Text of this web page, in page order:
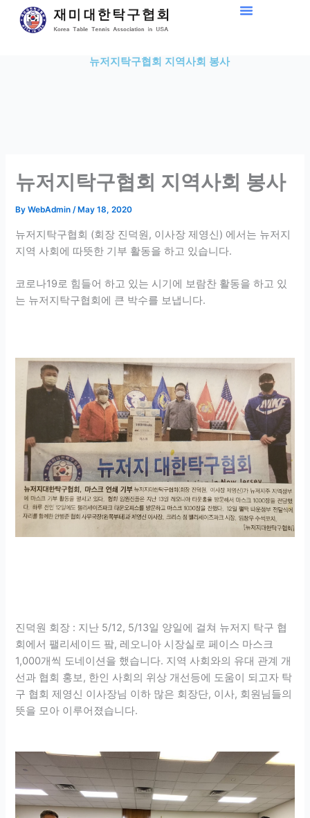
뉴저지탁구협회 지역사회 봉사
뉴저지탁구협회 지역사회 봉사
ByWebAdmin/ May 18, 2020
뉴저지탁구협회 (회장 진덕원, 이사장 제영신) 에서는 뉴저지
지역 사회에 따뜻한 기부 활동을 하고 있습니다.
코로나19로 힘들어 하고 있는 시기에 보람찬 활동을 하고 있
는 뉴저지탁구협회에 큰 박수를 보냅니다.
진덕원 회장 : 지난 5/12, 5/13일 양일에 걸쳐 뉴저지 탁구 협
회에서 팰리세이드 팤, 레오니아 시장실로 페이스 마스크
1,000개씩 도네이션을 했습니다. 지역 사회와의 유대 관계 개
선과 협회 홍보, 한인 사회의 위상 개선등에 도움이 되고자 탁
구 협회 제영신 이사장님 이하 많은 회장단, 이사, 회원님들의
뜻을 모아 이루어졌습니다.